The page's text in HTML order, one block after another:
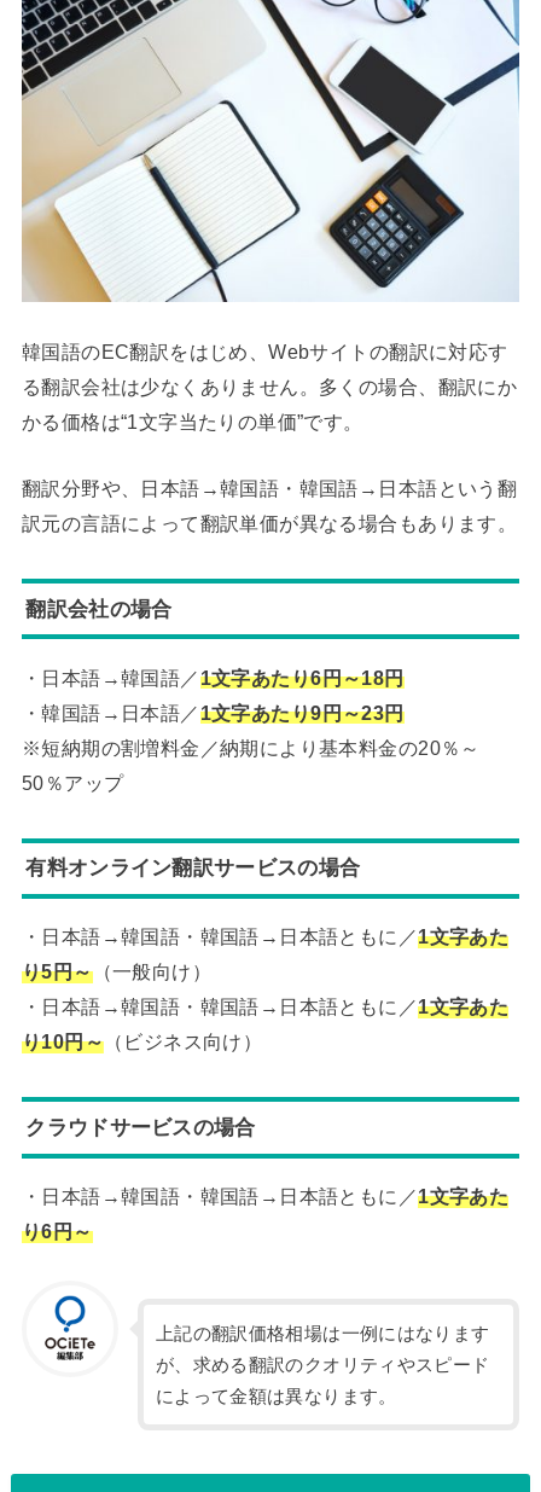
韓国語のEC翻訳をはじめ、Webサイトの翻訳に対応す
る翻訳会社は少なくありません。多くの場合、翻訳にか
かる価格は“1文字当たりの単価”です。
翻訳分野や、日本語→韓国語・韓国語→日本語という翻
訳元の言語によって翻訳単価が異なる場合もあります。
翻訳会社の場合
・日本語→韓国語／1文字あたり6円～18円
・韓国語→日本語／1文字あたり9円～23円
※短納期の割増料金／納期により基本料金の20％～
50％アップ
有料オンライン翻訳サービスの場合
・日本語→韓国語・韓国語→日本語ともに／1文字あた
り5円～（一般向け）
・日本語→韓国語・韓国語→日本語ともに／1文字あた
り10円～（ビジネス向け）
クラウドサービスの場合
・日本語→韓国語・韓国語→日本語ともに／1文字あた
り6円～
上記の翻訳価格相場は一例にはなります
が、求める翻訳のクオリティやスピード
によって金額は異なります。